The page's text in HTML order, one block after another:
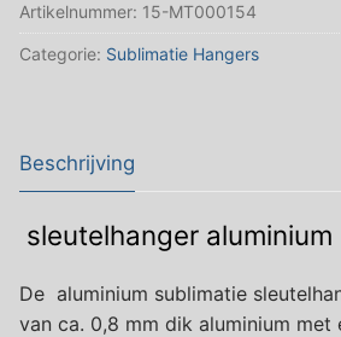
vierkant
aantal
Artikelnummer: 15-MT000154
Categorie: Sublimatie Hangers
Beschrijving
sleutelhanger aluminium
De aluminium sublimatie
van ca. 0,8 mm dik aluminium